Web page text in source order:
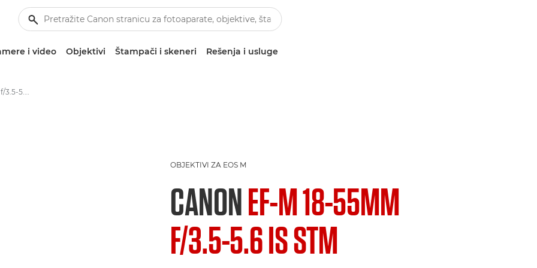
i video Objektivi Štampači i skeneri Rešenja i usluge
Canon EF-M 18-55mm f/3.5-5.6 IS STM - Objektivi – objektivi za kamere i fotoaparate
OBJEKTIVI ZA EOS M
CANONEF-M 18-55MM
F/3.5-5.6 IS STM